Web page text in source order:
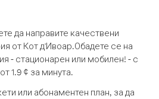
да направите качествени
от Кот д'Ивоар.Обадете се на
- стационарен или мобилен! - с
1.9 ¢ за минута.
или абонаментен план, за да